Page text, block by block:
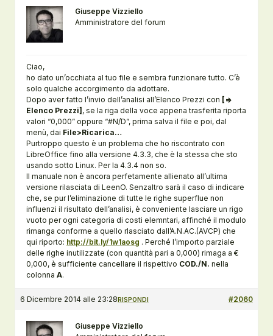
Giuseppe Vizziello
Amministratore del forum
Ciao,
ho dato un’occhiata al tuo file e sembra funzionare tutto. C’è
solo qualche accorgimento da adottare.
Dopo aver fatto l’invio dell’analisi all’Elenco Prezzi con [=>
Elenco Prezzi] , se la riga della voce appena trasferita riporta
valori “0,000” oppure “#N/D”, prima salva il file e poi, dal
menù, dai File>Ricarica…
Purtroppo questo è un problema che ho riscontrato con
LibreOffice fino alla versione 4.3.3, che è la stessa che sto
usando sotto Linux. Per la 4.3.4 non so.
Il manuale non è ancora perfetamente allienato all’ultima
versione rilasciata di LeenO. Senzaltro sarà il caso di indicare
che, se pur l’eliminazione di tutte le righe superflue non
influenzi il risultato dell’analisi, è conveniente lasciare un rigo
vuoto per ogni categoria di costi elemntari, affinché il modulo
rimanga conforme a quello rlasciato dall’A.N.AC.(AVCP) che
qui riporto: http://bit.ly/1w1aosg . Perché l’importo parziale
delle righe inutilizzate (con quantità pari a 0,000) rimaga a €
0,000, è sufficiente cancellare il rispettivo COD./N. nella
colonna A.
6 Dicembre 2014 alle 23:28 #2060
RISPONDI
Giuseppe Vizziello